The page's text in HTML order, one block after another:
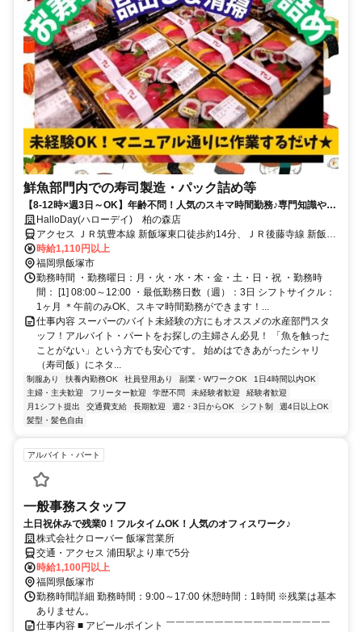
鮮魚部門内での寿司製造・パック詰め等
【8-12時×週3日～OK】年齢不問！人気のスキマ時間勤務♪専門知識や技
術は不要の寿司部門スタッフ
HalloDay(ハローデイ) 柏の森店
アクセス ＪＲ筑豊本線 新飯塚東口徒歩約14分、ＪＲ後藤寺線 新飯塚
東口徒歩約14分、ＪＲ筑豊本線 飯塚徒歩約33分 （西鉄バス）麻生塾
徒歩6分、柏の森 徒歩10分
時給1,110円以上
福岡県飯塚市
勤務時間 ・勤務曜日：月・火・水・木・金・土・日・祝 ・勤務時
間： [1] 08:00～12:00 ・最低勤務日数（週）：3日 シフトサイクル：
1ヶ月 ＊午前のみOK、スキマ時間勤務ができます！...
仕事内容 スーパーのバイト未経験の方にもオススメの水産部門スタ
ッフ！アルバイト・パートをお探しの主婦さん必見！ 「魚を触った
ことがない」という方でも安心です。 始めはできあがったシャリ
（寿司飯）にネタ...
制服あり 扶養内勤務OK 社員登用あり 副業・WワークOK
1日4時間以内OK
主婦・主夫歓迎
フリーター歓迎 学歴不問 未経験者歓迎
経験者歓迎
月1シフト提出
交通費支給 長期歓迎 週2・3日からOK シフト制
週4日以上OK
髪型・髪色自由
アルバイト・パート
一般事務スタッフ
土日祝休みで残業0！フルタイムOK！人気のオフィスワーク♪
株式会社クローバー 飯塚営業所
交通・アクセス 浦田駅より車で5分
時給1,100円以上
福岡県飯塚市
勤務時間詳細 勤務時間：9:00～17:00 休憩時間：1時間 ※残業は基本
ありません。
仕事内容 ■ アピールポイント ￣￣￣￣￣￣￣￣￣￣￣￣￣￣￣￣￣